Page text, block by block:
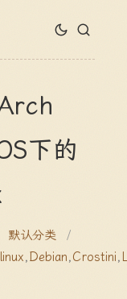
下的
默认分类
/
,Debian,Crostini,